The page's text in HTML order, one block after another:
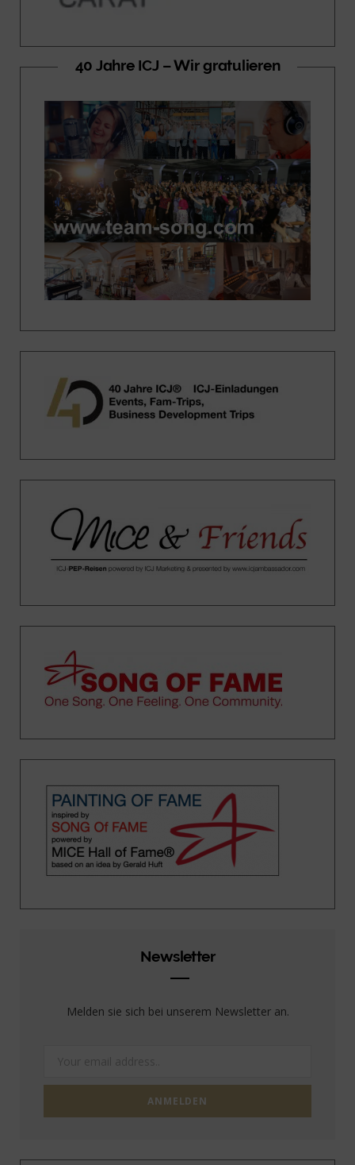
40 Jahre ICJ – Wir gratulieren
Newsletter
Melden sie sich bei unserem Newsletter an.